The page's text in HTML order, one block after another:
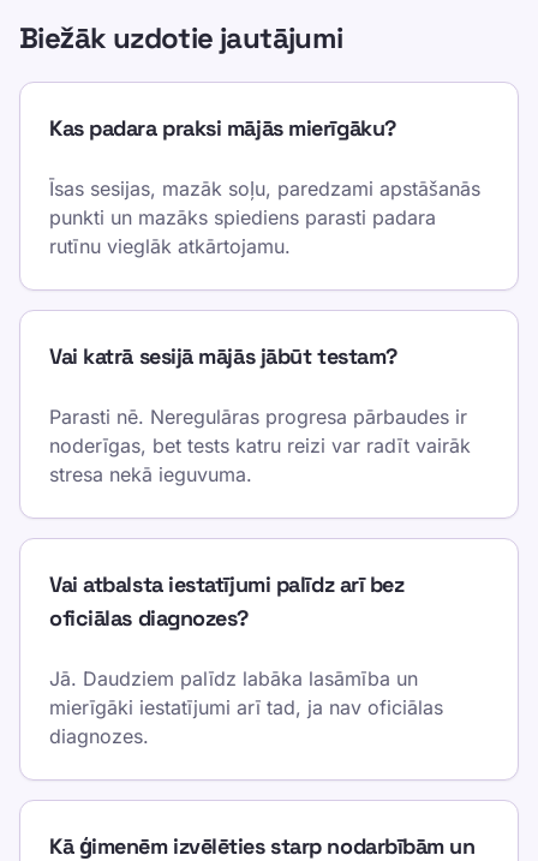
Biežāk uzdotie jautājumi
Kas padara praksi mājās mierīgāku?
Īsas sesijas, mazāk soļu, paredzami apstāšanās
punkti un mazāks spiediens parasti padara
rutīnu vieglāk atkārtojamu.
Vai katrā sesijā mājās jābūt testam?
Parasti nē. Neregulāras progresa pārbaudes ir
noderīgas, bet tests katru reizi var radīt vairāk
stresa nekā ieguvuma.
Vai atbalsta iestatījumi palīdz arī bez
oficiālas diagnozes?
Jā. Daudziem palīdz labāka lasāmība un
mierīgāki iestatījumi arī tad, ja nav oficiālas
diagnozes.
Kā ģimenēm izvēlēties starp nodarbībām un